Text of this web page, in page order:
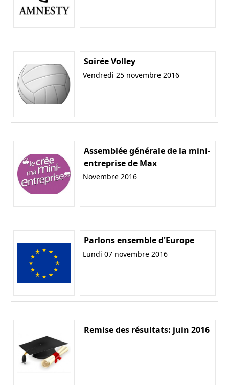
Soirée Volley
Vendredi 25 novembre 2016
Assemblée générale de la mini-
entreprise de Max
Novembre 2016
Parlons ensemble d'Europe
Lundi 07 novembre 2016
Remise des résultats: juin 2016